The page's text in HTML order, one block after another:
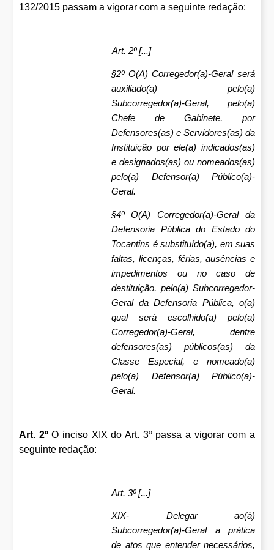
132/2015 passam a vigorar com a seguinte redação:
Art. 2º [...]
§2º O(A) Corregedor(a)-Geral será
auxiliado(a) pelo(a)
Subcorregedor(a)-Geral, pelo(a)
Chefe de Gabinete, por
Defensores(as) e Servidores(as) da
Instituição por ele(a) indicados(as)
e designados(as) ou nomeados(as)
pelo(a) Defensor(a) Público(a)-
Geral.
§4º O(A) Corregedor(a)-Geral da
Defensoria Pública do Estado do
Tocantins é substituído(a), em suas
faltas, licenças, férias, ausências e
impedimentos ou no caso de
destituição, pelo(a) Subcorregedor-
Geral da Defensoria Pública, o(a)
qual será escolhido(a) pelo(a)
Corregedor(a)-Geral, dentre
defensores(as) públicos(as) da
Classe Especial, e nomeado(a)
pelo(a) Defensor(a) Público(a)-
Geral.
Art. 2ºO inciso XIX do Art. 3º passa a vigorar com a
seguinte redação:
Art. 3º [...]
XIX- Delegar ao(à)
Subcorregedor(a)-Geral a prática
de atos que entender necessários,